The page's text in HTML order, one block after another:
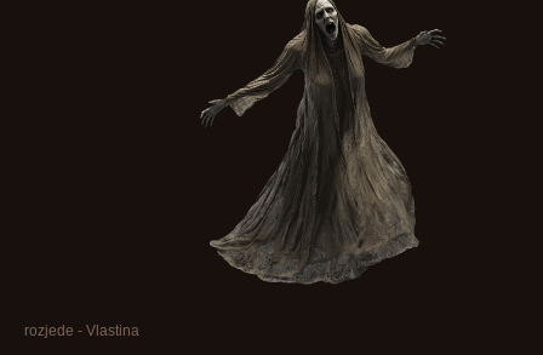
rozjede - Vlastina